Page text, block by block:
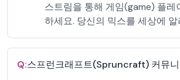
스트림을 통해 게임(game) 플레
하세요. 당신의 믹스를 세상에 알
Q:스프런크래프트(Spruncraft) 커뮤